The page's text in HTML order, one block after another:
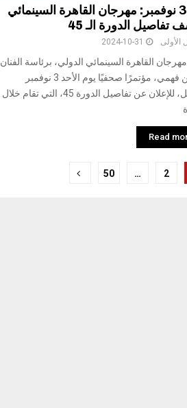
يوم 3 نوفمبر: مهرجان القاهرة السينمائي
تفاصيل الدورة الـ 45
الأولى 2024-10-31
القاهرة السينمائي الدولي، برئاسة الفنان
حسين فهمي، مؤتمرًا صحفيًا يوم الأحد 3 نوفمبر
المقبل، للإعلان عن تفاصيل الدورة 45، التي تقام خلال
Read
2
…
50